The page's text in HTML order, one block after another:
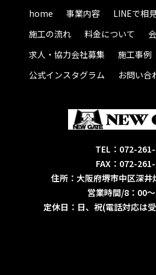
home 事業内容
LINEで相
施工の流れ
料金について
求人・協力会社募集
施工事例
公式インスタグラム
お問い合
TEL：072-
FAX：072-
住所：大阪府堺市中区深
営業時間/8：00
定休日：日、祝(電話対応は